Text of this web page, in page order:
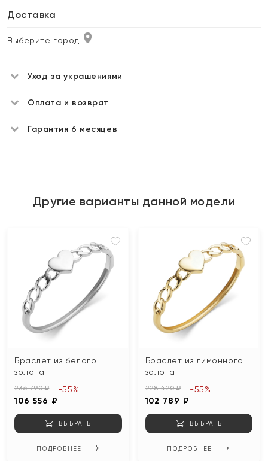
Доставка
Выберите город
Уход за украшениями
Оплата и возврат
Гарантия 6 месяцев
Другие варианты данной модели
Браслет из белого
золота
236 790 ₽
106 556 ₽
-55%
ВЫБРАТЬ
ПОДРОБНЕЕ
Браслет из лимонного
золота
228 420 ₽
102 789 ₽
-55%
ВЫБРАТЬ
ПОДРОБНЕЕ